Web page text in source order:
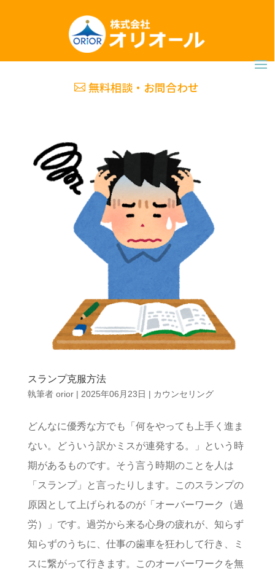
無料相談・お問合わせ
スランプ克服方法
執筆者 orior| 2025年06月23日 | カウンセリング
どんなに優秀な方でも「何をやっても上手く進ま
ない。どういう訳かミスが連発する。」という時
期があるものです。そう言う時期のことを人は
「スランプ」と言ったりします。このスランプの
原因として上げられるのが「オーバーワーク（過
労）」です。過労から来る心身の疲れが、知らず
知らずのうちに、仕事の歯車を狂わして行き、ミ
スに繋がって行きます。このオーバーワークを無